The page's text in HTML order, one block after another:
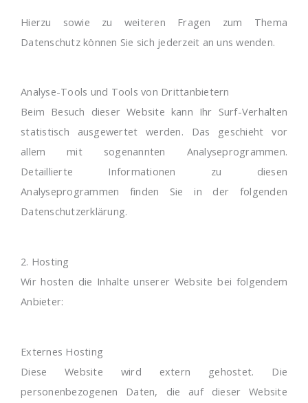
Hierzu sowie zu weiteren Fragen zum Thema
Datenschutz können Sie sich jederzeit an uns wenden.
Analyse-Tools und Tools von Drittanbietern
Beim Besuch dieser Website kann Ihr Surf-Verhalten
statistisch ausgewertet werden. Das geschieht vor
allem mit sogenannten Analyseprogrammen.
Detaillierte Informationen zu diesen
Analyseprogrammen finden Sie in der folgenden
Datenschutzerklärung.
2. Hosting
Wir hosten die Inhalte unserer Website bei folgendem
Anbieter:
Externes Hosting
Diese Website wird extern gehostet. Die
personenbezogenen Daten, die auf dieser Website